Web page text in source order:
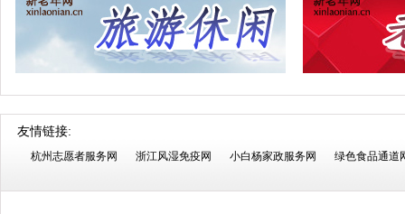
友情链接:
杭州志愿者服务网 浙江风湿免疫网 小白杨家政服务网 绿色食品通道